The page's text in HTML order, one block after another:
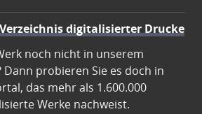
digitalisierter Drucke
noch nicht in unserem
Dann probieren Sie es doch in
das mehr als 1.600.000
Werke nachweist.